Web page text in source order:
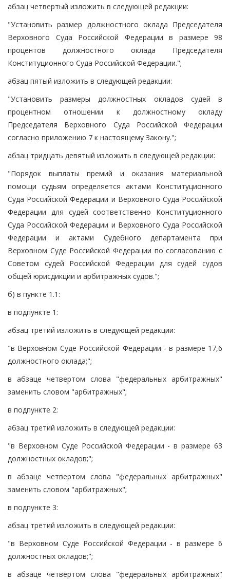
абзац четвертый изложить в следующей редакции:
"Установить размер должностного оклада Председателя
Верховного Суда Российской Федерации в размере 98
процентов должностного оклада Председателя
Конституционного Суда Российской Федерации.";
абзац пятый изложить в следующей редакции:
"Установить размеры должностных окладов судей в
процентном отношении к должностному окладу
Председателя Верховного Суда Российской Федерации
согласно приложению 7 к настоящему Закону.";
абзац тридцать девятый изложить в следующей редакции:
"Порядок выплаты премий и оказания материальной
помощи судьям определяется актами Конституционного
Суда Российской Федерации и Верховного Суда Российской
Федерации для судей соответственно Конституционного
Суда Российской Федерации и Верховного Суда Российской
Федерации и актами Судебного департамента при
Верховном Суде Российской Федерации по согласованию с
Советом судей Российской Федерации для судей судов
общей юрисдикции и арбитражных судов.";
б) в пункте 1.1:
в подпункте 1:
абзац третий изложить в следующей редакции:
"в Верховном Суде Российской Федерации - в размере 17,6
должностного оклада;";
в абзаце четвертом слова "федеральных арбитражных"
заменить словом "арбитражных";
в подпункте 2:
абзац третий изложить в следующей редакции:
"в Верховном Суде Российской Федерации - в размере 63
должностных окладов;";
в абзаце четвертом слова "федеральных арбитражных"
заменить словом "арбитражных";
в подпункте 3:
абзац третий изложить в следующей редакции:
"в Верховном Суде Российской Федерации - в размере 6
должностных окладов;";
в абзаце четвертом слова "федеральных арбитражных"